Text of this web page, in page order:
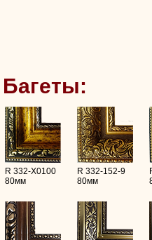
Багеты:
R 332-X0100
80мм
R 332-152-9
80мм